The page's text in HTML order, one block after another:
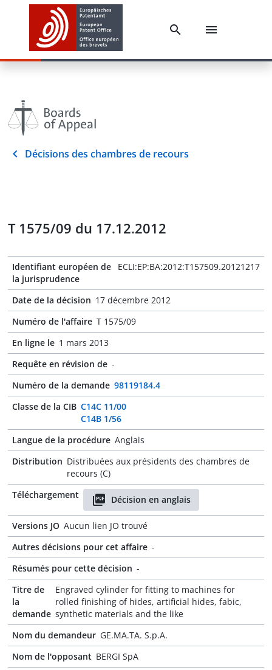
Décisions des chambres de recours
T 1575/09 du 17.12.2012
Identifiant européen de
la jurisprudence
ECLI:EP:BA:2012:T157509.20121217
Date de la décision 17 décembre 2012
Numéro de l'affaire T 1575/09
En ligne le 1 mars 2013
Requête en révision de -
Numéro de la demande 98119184.4
Classe de la CIB C14C 11/00
C14B 1/56
Langue de la procédure Anglais
Distribution Distribuées aux présidents des chambres de
recours (C)
Téléchargement
Décision en anglais
Versions JO Aucun lien JO trouvé
Autres décisions pour cet affaire -
Résumés pour cette décision -
Titre de
la
demande
Engraved cylinder for fitting to machines for
rolled finishing of hides, artificial hides, fabic,
synthetic materials and the like
Nom du demandeur GE.MA.TA. S.p.A.
Nom de l'opposant BERGI SpA